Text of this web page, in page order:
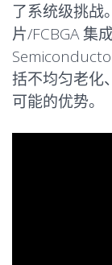
了系统级挑战
片/FCBGA 集
括不均匀老化
可能的优势。